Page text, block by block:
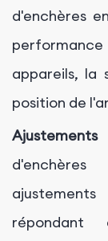
d'enchères
appareils, la
position de
répondant